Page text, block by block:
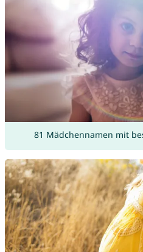
81 Mädchennamen mit